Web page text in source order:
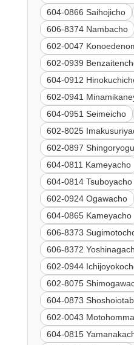
604-0866 Saihojicho
606-8374 Nambacho
602-0047
602-0939
604-0912
602-0941
604-0951 Seimeicho
602-8025
602-0897
604-0811 Kameyacho
604-0814 Tsuboyacho
602-0924 Ogawacho
604-0865 Kameyacho
606-8373
606-8372
602-0944
602-8075
604-0873
602-0043
604-0815